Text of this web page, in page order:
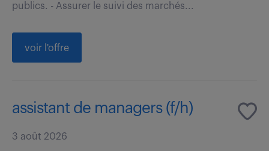
publics. - Assurer le suivi des marchés...
voir l'offre
assistant de managers (f/h)
3 août 2026